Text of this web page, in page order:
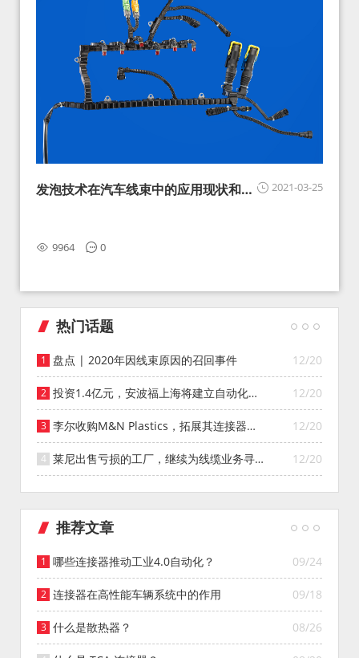
2021-03-25
发泡技术在汽车线束中的应用现状和展
9964 0
热门话题
12/20
盘点 | 2020年因线束原因的召回事件
12/20
投资1.4亿元，安波福上海将建立自动化智
能仓库
12/20
李尔收购M&N Plastics，拓展其连接器系
统业务
12/20
莱尼出售亏损的工厂，继续为线缆业务寻找
投资者
推荐文章
09/24
哪些连接器推动工业4.0自动化？
09/18
连接器在高性能车辆系统中的作用
08/26
什么是散热器？